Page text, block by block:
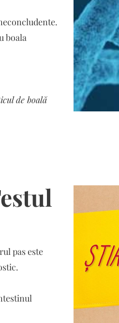
boala
de boală
pas este